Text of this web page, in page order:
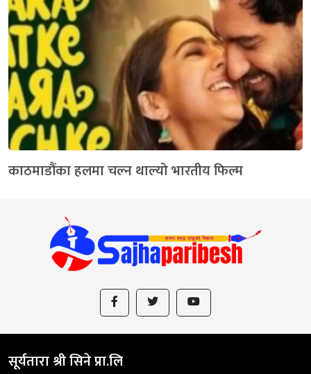
काठमाडौंका हलमा चल्न थाल्यो भारतीय फिल्म
सूर्यतारा श्री सिने प्रा.लि